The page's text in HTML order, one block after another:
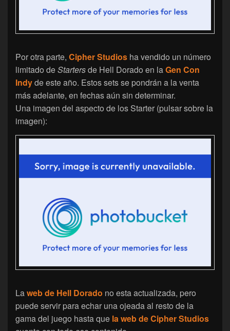
Por otra parte, Cipher Studios ha vendido un número
limitado deStartersde Hell Dorado en laGen Con
Indyde este año. Estos sets se pondrán a la venta
más adelante, en fechas aún sin determinar.
Una imagen del aspecto de los Starter (pulsar sobre la
imagen):
Laweb de Hell Dorado no esta actualizada, pero
puede servir para echar una ojeada al resto de la
gama del juego hasta que la web de Cipher Studios